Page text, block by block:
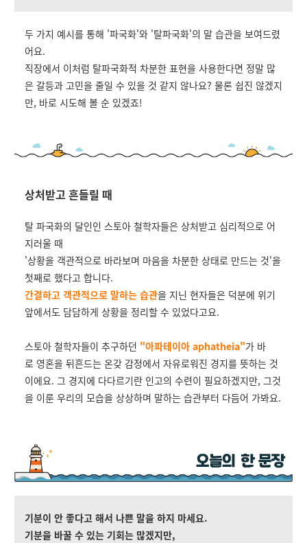
두 가지 예시를 통해 '파국화'와 '탈파국화'의 말 습관을 보여드렸
어요.
직장에서 이처럼 탈파국화적 차분한 표현을 사용한다면 정말 많
은 갈등과 고민을 줄일 수 있을 것 같지 않나요? 물론 쉽진 않겠지
만, 바로 시도해 볼 순 있겠죠!
상처받고 흔들릴 때
탈 파국화의 달인인 스토아 철학자들은 상처받고 심리적으로 어
지러울 때
'상황을 객관적으로 바라보며 마음을 차분한 상태로 만드는 것'을
첫째로 했다고 합니다.
간결하고 객관적으로 말하는 습관을 지닌 현자들은 덕분에 위기
앞에서도 담담하게 상황을 정리할 수 있었다고요.
스토아 철학자들이 추구하던 "아파테이아 aphatheia"가 바
로 영혼을 뒤흔드는 온갖 감정에서 자유로워진 경지를 뜻하는 것
이에요. 그 경지에 다다르기란 인고의 수련이 필요하겠지만, 그것
을 이룬 우리의 모습을 상상하며 말하는 습관부터 다듬어 가봐요.
기분이 안 좋다고 해서 나쁜 말을 하지 마세요.
기분을 바꿀 수 있는 기회는 많겠지만,